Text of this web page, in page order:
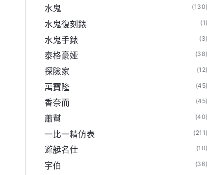
水鬼
水鬼復刻錶
水鬼手錶
泰格豪娅
探險家
萬寶隆
香奈而
蕭幫
一比一精仿表
遊艇名仕
宇伯